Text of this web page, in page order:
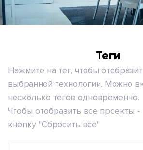
Теги
Нажмите на тег, чтобы
выбранной технологии. Можно
несколько тегов одновременно.
Чтобы отобразить все проекты
кнопку "Сбросить все"